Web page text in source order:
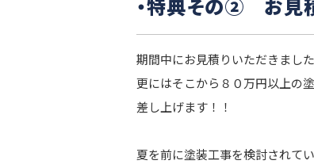
・特典その② お見
期間中にお見積りいただきまし
更にはそこから８０万円以上の
差し上げます！！
夏を前に塗装工事を検討されて